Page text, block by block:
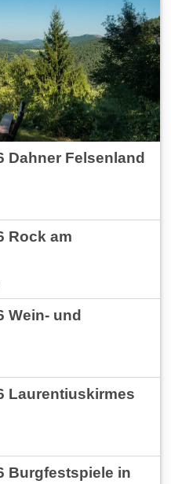
Dahner Felsenland
Rock am
Wein- und
Laurentiuskirmes
Burgfestspiele in